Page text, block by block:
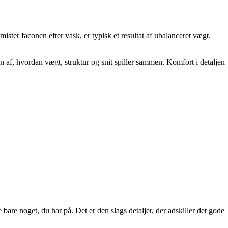
faconen efter vask, er typisk et resultat af ubalanceret vægt.
af, hvordan vægt, struktur og snit spiller sammen. Komfort i detaljen
noget, du har på. Det er den slags detaljer, der adskiller det gode